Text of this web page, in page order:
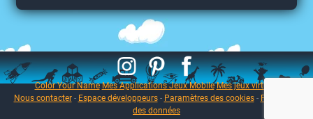
Color Your Name Mes Applications Jeux Mobile Mes jeux virtuels
Nous contacter- Espace développeurs- Paramètres des cookies- Protection
des données